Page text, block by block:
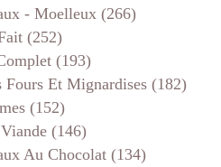
- Moelleux (266)
(252)
(193)
Fours Et Mignardises (182)
(152)
(146)
Au Chocolat (134)